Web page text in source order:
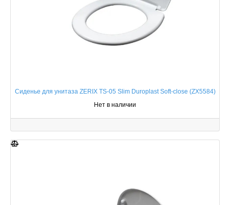
Сиденье для унитаза ZERIX TS-05 Slim Duroplast Soft-close (ZX5584)
Нет в наличии